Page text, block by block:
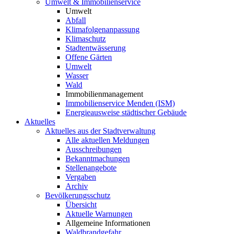
Umwelt & Immobilienservice
Umwelt
Abfall
Klimafolgenanpassung
Klimaschutz
Stadtentwässerung
Offene Gärten
Umwelt
Wasser
Wald
Immobilienmanagement
Immobilienservice Menden (ISM)
Energieausweise städtischer Gebäude
Aktuelles
Aktuelles aus der Stadtverwaltung
Alle aktuellen Meldungen
Ausschreibungen
Bekanntmachungen
Stellenangebote
Vergaben
Archiv
Bevölkerungsschutz
Übersicht
Aktuelle Warnungen
Allgemeine Informationen
Waldbrandgefahr